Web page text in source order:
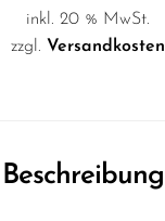
inkl. 20 % MwSt.
zzgl. Versandkosten
Beschreibung